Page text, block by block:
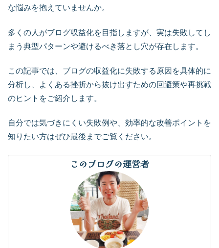
な悩みを抱えていませんか。
多くの人がブログ収益化を目指しますが、実は失敗してし
まう典型パターンや避けるべき落とし穴が存在します。
この記事では、ブログの収益化に失敗する原因を具体的に
分析し、よくある挫折から抜け出すための回避策や再挑戦
のヒントをご紹介します。
自分では気づきにくい失敗例や、効率的な改善ポイントを
知りたい方はぜひ最後までご覧ください。
このブログの運営者